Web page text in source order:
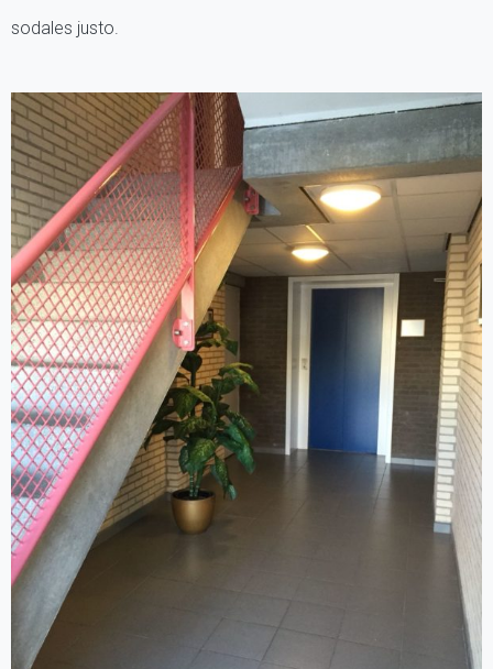
sodales justo.